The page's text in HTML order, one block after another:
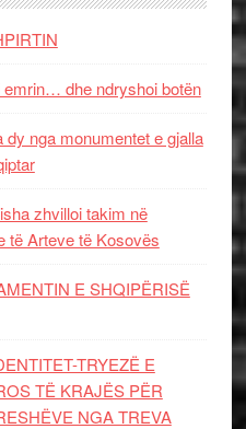
dhe ndryshoi botën
nga monumentet e gjalla
zhvilloi takim në
të Arteve të Kosovës
E SHQIPËRISË
TRYEZË E
TË KRAJËS PËR
NGA TREVA